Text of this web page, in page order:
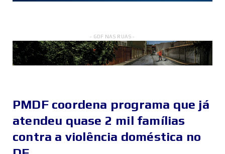
- GDF NAS RUAS -
PMDF coordena programa que já
atendeu quase 2 mil famílias
contra a violência doméstica no